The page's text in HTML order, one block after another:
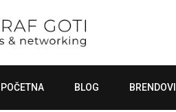
POČETNA BLOG BRENDOVI